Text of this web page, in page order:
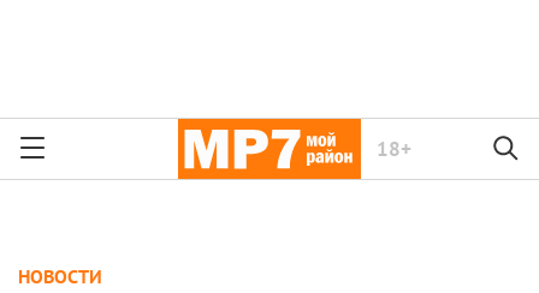
18+
НОВОСТИ